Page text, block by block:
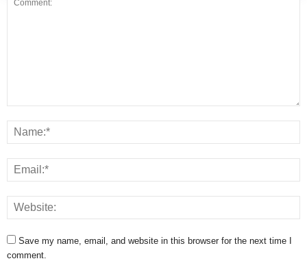
Save my name, email, and website in this browser for the next time I
comment.